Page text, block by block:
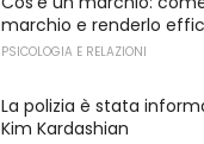
marchio e renderlo
PSICOLOGIA E RELAZIONI
La polizia è stata
Kim Kardashian